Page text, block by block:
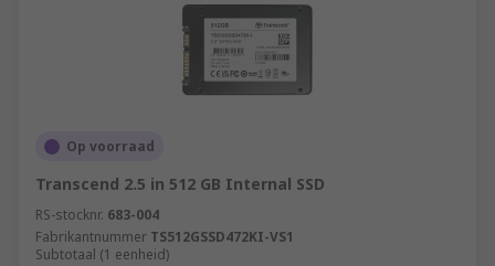
Op voorraad
Transcend 2.5 in 512 GB Internal SSD
RS-stocknr. 683-004
Fabrikantnummer TS512GSSD472KI-VS1
Subtotaal (1 eenheid)